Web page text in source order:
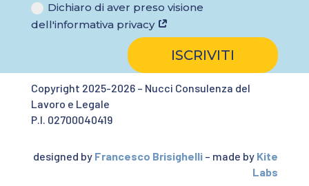
Dichiaro di aver preso visione
dell'informativa privacy
ISCRIVITI
Copyright 2025-2026 – Nucci Consulenza del
Lavoro e Legale
P.I. 02700040419
designed by Francesco Brisighelli – made by Kite
Labs